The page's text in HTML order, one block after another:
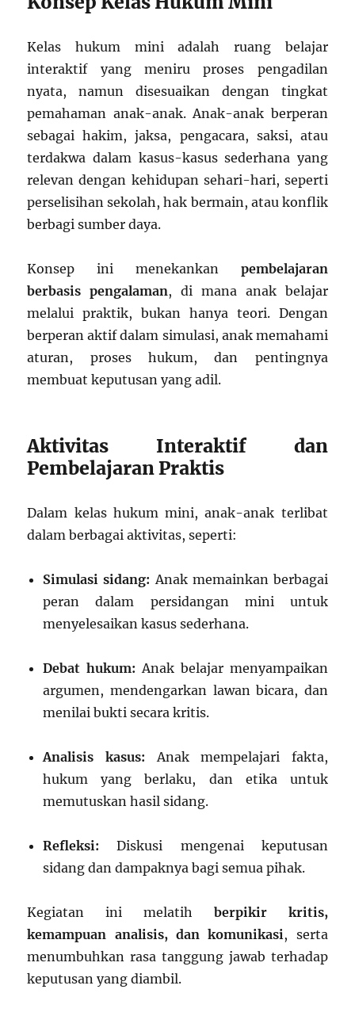
Kelas hukum mini adalah ruang belajar
interaktif yang meniru proses pengadilan
nyata, namun disesuaikan dengan tingkat
pemahaman anak-anak. Anak-anak berperan
sebagai hakim, jaksa, pengacara, saksi, atau
terdakwa dalam kasus-kasus sederhana yang
relevan dengan kehidupan sehari-hari, seperti
perselisihan sekolah, hak bermain, atau konflik
berbagi sumber daya.
Konsep ini menekankan pembelajaran
berbasis pengalaman, di mana anak belajar
melalui praktik, bukan hanya teori. Dengan
berperan aktif dalam simulasi, anak memahami
aturan, proses hukum, dan pentingnya
membuat keputusan yang adil.
Aktivitas Interaktif dan
Pembelajaran Praktis
Dalam kelas hukum mini, anak-anak terlibat
dalam berbagai aktivitas, seperti:
Simulasi sidang: Anak memainkan berbagai
peran dalam persidangan mini untuk
menyelesaikan kasus sederhana.
Debat hukum: Anak belajar menyampaikan
argumen, mendengarkan lawan bicara, dan
menilai bukti secara kritis.
Analisis kasus: Anak mempelajari fakta,
hukum yang berlaku, dan etika untuk
memutuskan hasil sidang.
Refleksi: Diskusi mengenai keputusan
sidang dan dampaknya bagi semua pihak.
Kegiatan ini melatih berpikir kritis,
kemampuan analisis, dan komunikasi, serta
menumbuhkan rasa tanggung jawab terhadap
keputusan yang diambil.